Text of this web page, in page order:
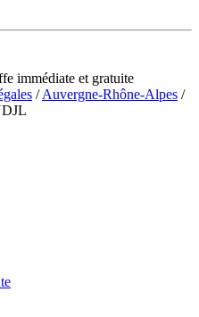
immédiate et gratuite
/Auvergne-Rhône-Alpes /